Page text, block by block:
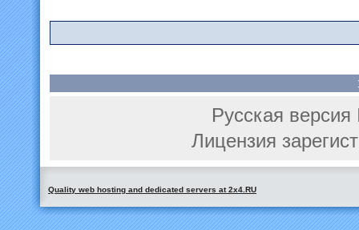
Русская
Лицензия
Quality web hosting and dedicated servers at 2x4.RU